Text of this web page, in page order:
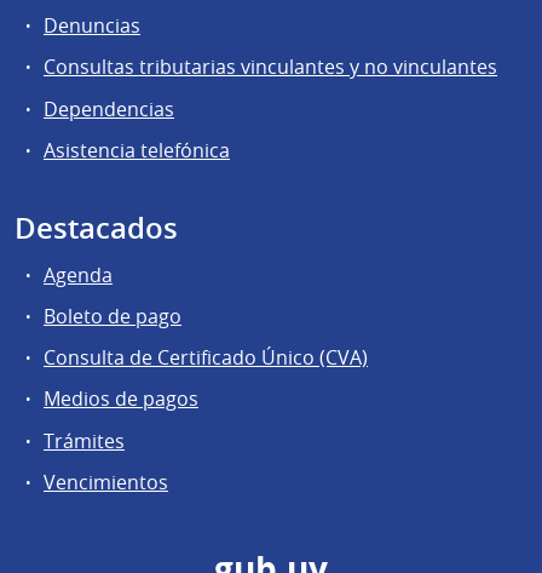
Denuncias
Consultas tributarias vinculantes y no vinculantes
Dependencias
Asistencia telefónica
Destacados
Agenda
Boleto de pago
Consulta de Certificado Único (CVA)
Medios de pagos
Trámites
Vencimientos